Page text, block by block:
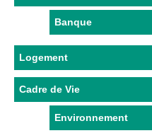
Banque
Logement
Cadre de Vie
Environnement